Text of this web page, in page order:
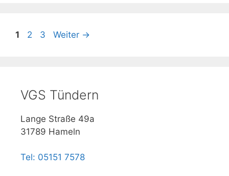
Seite
1 Seite
2 Seite
3 Weiter →
VGS Tündern
Lange Straße 49a
31789 Hameln
Tel: 05151 7578